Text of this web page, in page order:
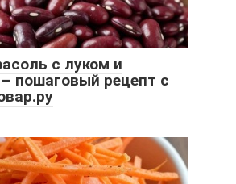
с луком и
пошаговый рецепт с